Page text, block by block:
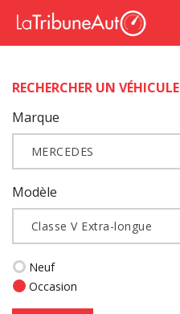
RECHERCHER UN VÉHICULE
Marque
MERCEDES
Modèle
Classe V Extra-longue
Neuf
Occasion